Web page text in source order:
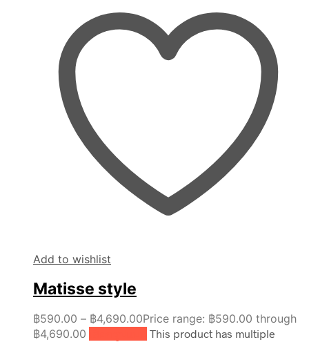
Add to wishlist
Matisse style
฿590.00 – ฿4,690.00Price range: ฿590.00 through
฿4,690.00
This product has multiple